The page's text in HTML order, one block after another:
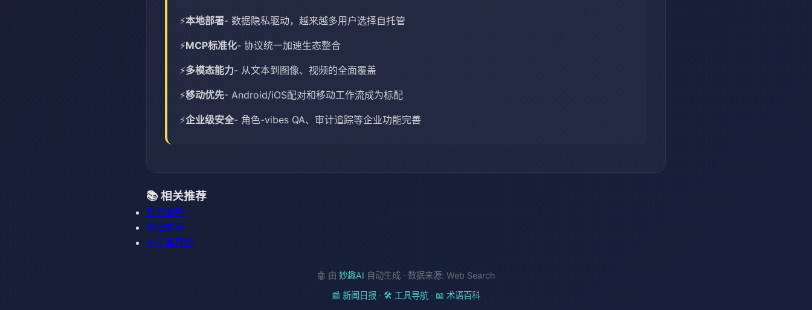
本地部署- 数据隐私驱动，越来越多用户选择自托管
MCP标准化- 协议统一加速生态整合
多模态能力- 从文本到图像、视频的全面覆盖
移动优先- Android/iOS配对和移动工作流成为标配
企业级安全- 角色-vibes QA、审计追踪等企业功能完善
📚 相关推荐
昨日趋势
明日趋势
AI工具导航
🤖 由 妙趣AI 自动生成 · 数据来源: Web Search
📰 新闻日报 · 🛠️ 工具导航 · 📖 术语百科